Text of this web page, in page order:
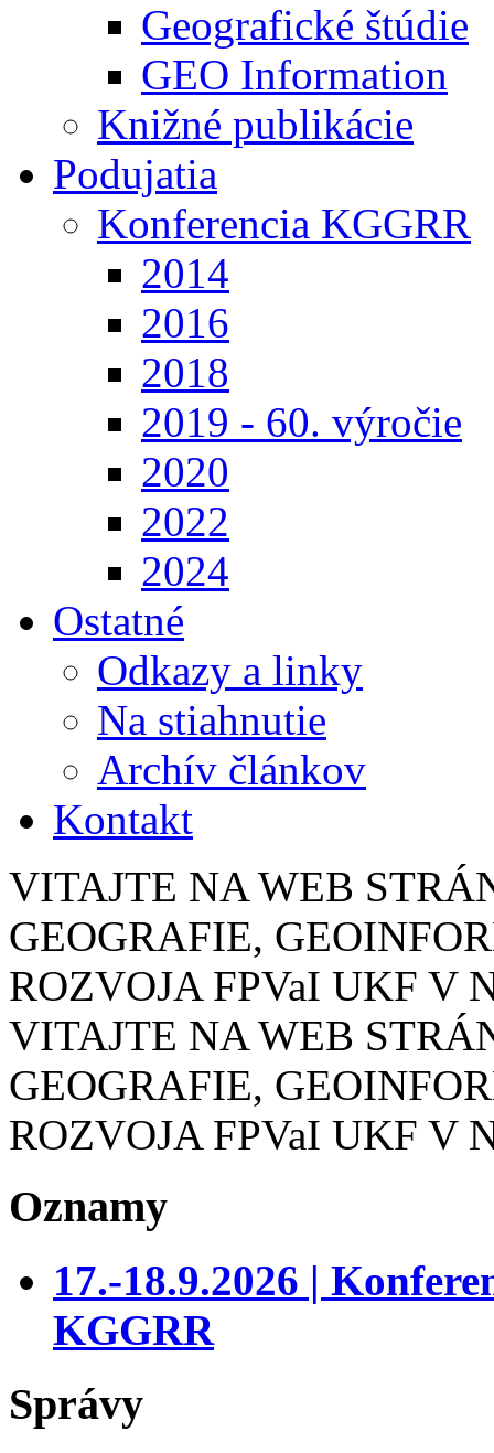
Geografické štúdie
GEO Information
Knižné publikácie
Podujatia
Konferencia KGGRR
2014
2016
2018
2019 - 60. výročie
2020
2022
2024
Ostatné
Odkazy a linky
Na stiahnutie
Archív článkov
Kontakt
VITAJTE NA WEB
GEOGRAFIE,
ROZVOJA FPVaI UKF V
VITAJTE NA WEB
GEOGRAFIE,
ROZVOJA FPVaI UKF V
Oznamy
17.-18.9.2026 |
KGGRR
Správy